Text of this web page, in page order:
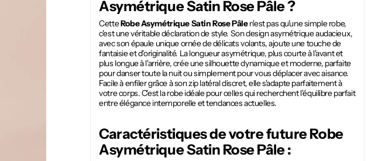
Asymétrique Satin Rose Pâle?
CetteRobe Asymétrique Satin Rose Pâlen'est pas qu'une simple robe,
c'est une véritable déclaration de style. Son design asymétrique audacieux,
avec son épaule unique ornée de délicats volants, ajoute une touche de
fantaisie et d'originalité. La longueur asymétrique, plus courte à l'avant et
plus longue à l'arrière, crée une silhouette dynamique et moderne, parfaite
pour danser toute la nuit ou simplement pour vous déplacer avec aisance.
Facile à enfiler grâce à son zip latéral discret, elle s'adapte parfaitement à
votre corps. C'est la robe idéale pour celles qui recherchent l'équilibre parfait
entre élégance intemporelle et tendances actuelles.
Caractéristiques de votre futureRobe
Asymétrique Satin Rose Pâle: